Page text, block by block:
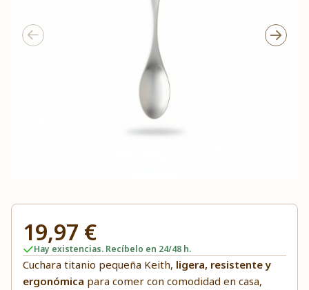
19,97 €
Hay existencias. Recíbelo en 24/48 h.
Cuchara titanio pequeña Keith, ligera, resistente y
ergonómica para comer con comodidad en casa,